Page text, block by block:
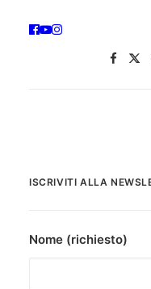
ISCRIVITI ALLA
Nome (richiesto)